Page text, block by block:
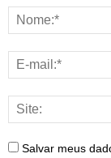
Salvar meus